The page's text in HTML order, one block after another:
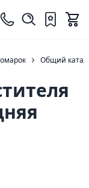
Общий